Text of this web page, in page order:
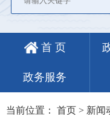
首 页
政务服务
当前位置： 首页 > 新闻